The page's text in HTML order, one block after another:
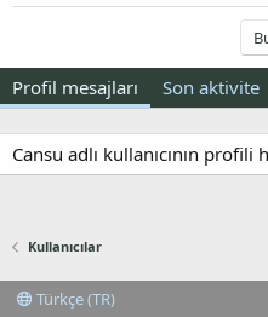
Profil mesajları Son aktivite
Cansu adlı kullanıcının
Kullanıcılar
Türkçe (TR)